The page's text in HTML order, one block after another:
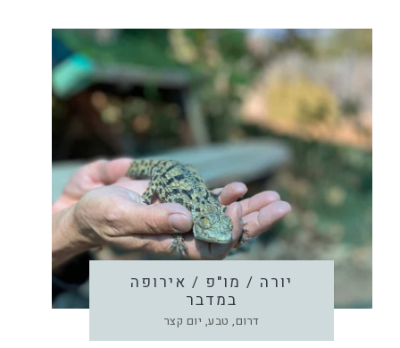
יורה / מו"פ / אירופה
במדבר
דרום, טבע, יום קצר